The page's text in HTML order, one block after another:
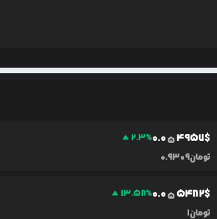
2.3%0.05 4957$
0.9309تومان
13.58%0.05 5482$
1تومان